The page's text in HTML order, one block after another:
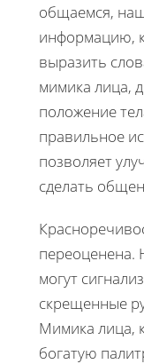
общаемся,
информацию,
выразить
мимика лица,
положение
правильное
позволяет
сделать
переоценена.
могут
скрещенные
Мимика лица,
богатую